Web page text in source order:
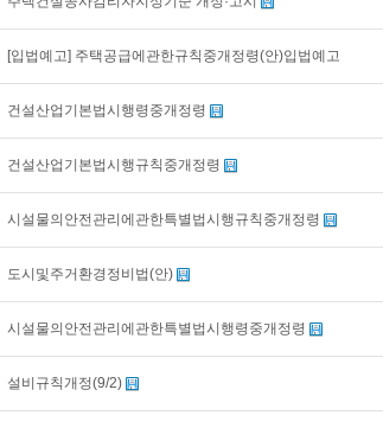
[입법예고] 주택공급에관한규칙중개정령(안)입법예고
건설산업기본법시행령중개정령
건설산업기본법시행규칙중개정령
시설물의안전관리에관한특별법시행규칙중개정령
도시및주거환경정비법(안)
시설물의안전관리에관한특별법시행령중개정령
설비규칙개정(9/2)